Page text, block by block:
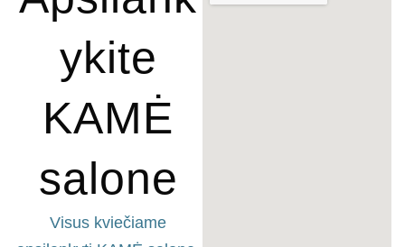
ykite
KAMĖ
salone
Visus kviečiame